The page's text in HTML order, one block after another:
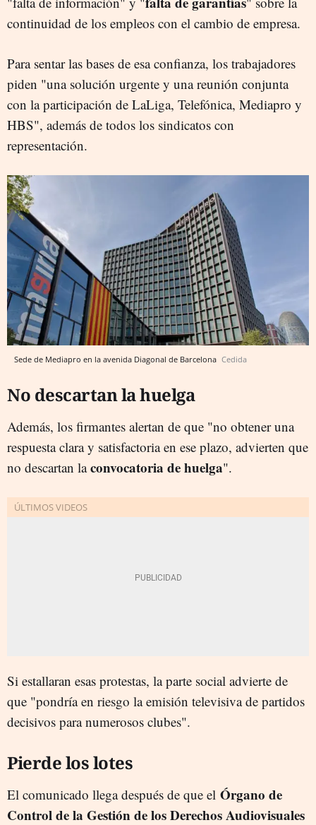
continuidad de los empleos con el cambio de empresa.
Para sentar las bases de esa confianza, los trabajadores
piden "una solución urgente y una reunión conjunta
con la participación de LaLiga, Telefónica, Mediapro y
HBS", además de todos los sindicatos con
representación.
Sede de Mediapro en la avenida Diagonal de Barcelona Cedida
No descartan la huelga
Además, los firmantes alertan de que "no obtener una
respuesta clara y satisfactoria en ese plazo, advierten que
no descartan laconvocatoria de huelga".
Si estallaran esas protestas, la parte social advierte de
que "pondría en riesgo la emisión televisiva de partidos
decisivos para numerosos clubes".
Pierde los lotes
El comunicado llega después de que el Órgano de
Control de la Gestión de los Derechos Audiovisuales